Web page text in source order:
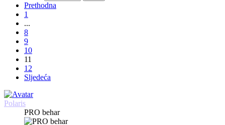
Prethodna
1
...
8
9
10
11
12
Sljedeća
Polaris
PRO behar